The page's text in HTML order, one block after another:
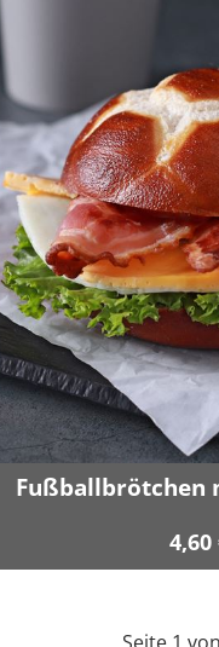
Fußballbrötchen
4,60